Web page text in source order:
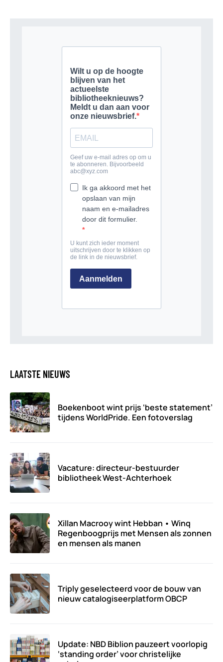
LAATSTE NIEUWS
Boekenboot wint prijs ‘beste statement’
tijdens WorldPride. Een fotoverslag
Vacature: directeur-bestuurder
bibliotheek West-Achterhoek
Xillan Macrooy wint Hebban • Winq
Regenboogprijs met Mensen als zonnen
en mensen als manen
Triply geselecteerd voor de bouw van
nieuw catalogiseerplatform OBCP
Update: NBD Biblion pauzeert voorlopig
‘standing order’ voor christelijke